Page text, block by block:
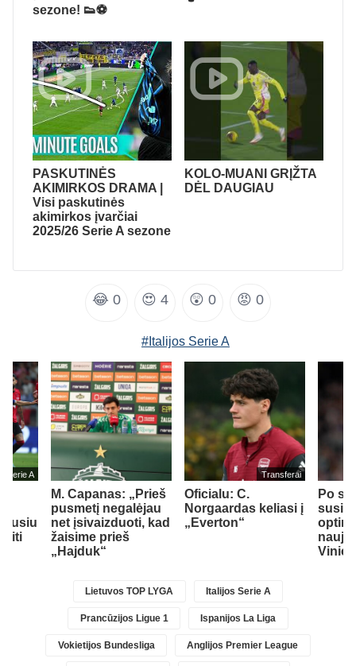
sezone! 👟⚽
PASKUTINĖS
AKIMIRKOS DRAMA |
Visi paskutinės
akimirkos įvarčiai
2025/26 Serie A sezone
KOLO-MUANI GRĮŽTA
DĖL DAUGIAU
😂 0 😍 4 😲 0 😡 0
#Italijos Serie A
Serie A
M. Capanas: „Prieš
pusmetį negalėjau
net įsivaizduoti, kad
žaisime prieš
„Hajduk“
Transferai
Oficialu: C.
Norgaardas keliasi į
„Everton“
Po
Lietuvos TOP LYGA Italijos Serie A
Prancūzijos Ligue 1 Ispanijos La Liga
Vokietijos Bundesliga Anglijos Premier League